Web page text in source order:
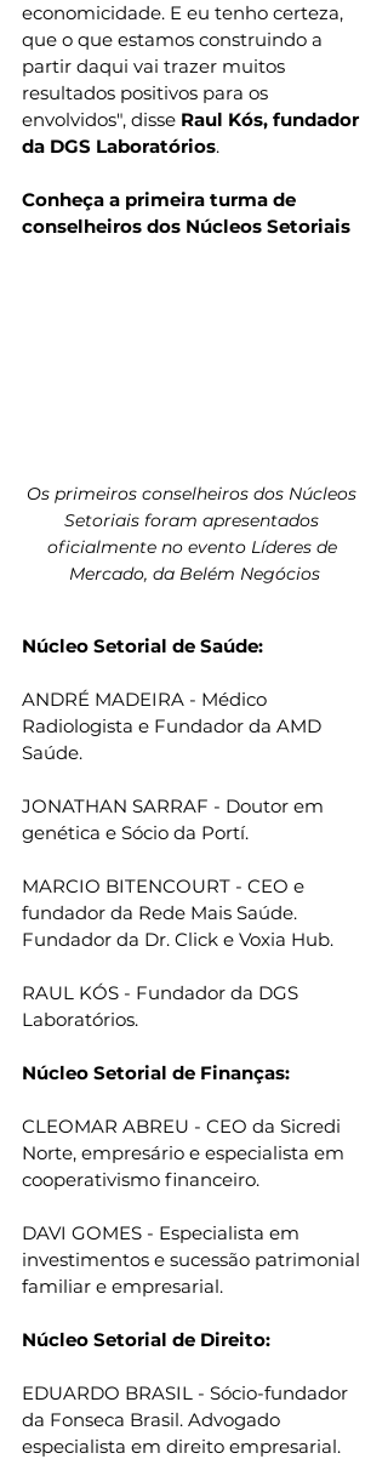
economicidade. E eu tenho certeza,
que o que estamos construindo a
partir daqui vai trazer muitos
resultados positivos para os
envolvidos", disse Raul Kós, fundador
da DGS Laboratórios.
Conheça a primeira turma de
conselheiros dos Núcleos Setoriais
Os primeiros conselheiros dos Núcleos
Setoriais foram apresentados
oficialmente no evento Líderes de
Mercado, da Belém Negócios
Núcleo Setorial de Saúde:
ANDRÉ MADEIRA - Médico
Radiologista e Fundador da AMD
Saúde.
JONATHAN SARRAF - Doutor em
genética e Sócio da Portí.
MARCIO BITENCOURT - CEO e
fundador da Rede Mais Saúde.
Fundador da Dr. Click e Voxia Hub.
RAUL KÓS - Fundador da DGS
Laboratórios.
Núcleo Setorial de Finanças:
CLEOMAR ABREU - CEO da Sicredi
Norte, empresário e especialista em
cooperativismo financeiro.
DAVI GOMES - Especialista em
investimentos e sucessão patrimonial
familiar e empresarial.
Núcleo Setorial de Direito:
EDUARDO BRASIL - Sócio-fundador
da Fonseca Brasil. Advogado
especialista em direito empresarial.